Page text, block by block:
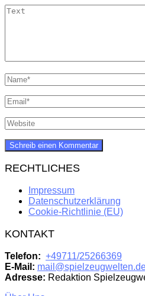
RECHTLICHES
Impressum
Datenschutzerklärung
Cookie-Richtlinie (EU)
KONTAKT
Telefon: +49711/25266369
E-Mail:
Adresse: Redaktion